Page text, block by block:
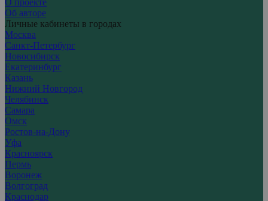
О проекте
Об авторе
Личные кабинеты в городах
Москва
Санкт-Петербург
Новосибирск
Екатеринбург
Казань
Нижний Новгород
Челябинск
Самара
Омск
Ростов-на-Дону
Уфа
Красноярск
Пермь
Воронеж
Волгоград
Краснодар